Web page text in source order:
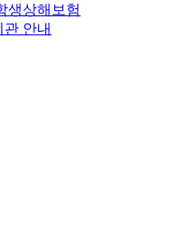
생상해보험
안내